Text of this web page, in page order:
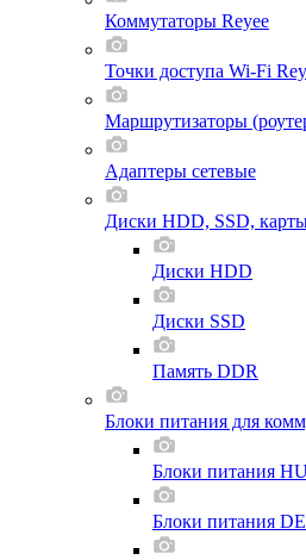
Коммутаторы Reyee
Точки доступа Wi-Fi
Маршрутизаторы
Адаптеры сетевые
Диски HDD, SSD,
Диски HDD
Диски SSD
Память DDR
Блоки питания для
Блоки питания
Блоки питания